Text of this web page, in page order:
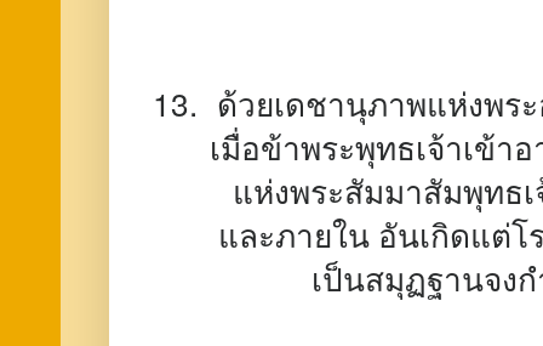
ด้วยเดชานุภาพแห่งพร
เมื่อข้าพระพุทธเจ้าเข้
แห่งพระสัมมาสัมพุทธ
และภายใน อันเกิดแต่
เป็นสมุฏฐานจง